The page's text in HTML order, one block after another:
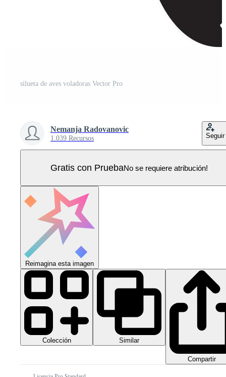
silueta de aves voladoras Vector Pro
Nemanja Radovanovic
1.039 Recursos Seguir
Gratis con PruebaNo se requiere atribución!
Reimagina esta imagen
Colección Similar
Compartir